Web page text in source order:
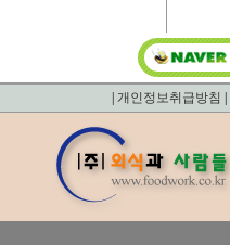
개인정보취급방침